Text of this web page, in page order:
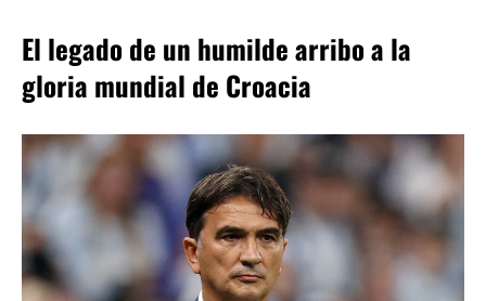
El legado de un humilde arribo a la
gloria mundial de Croacia